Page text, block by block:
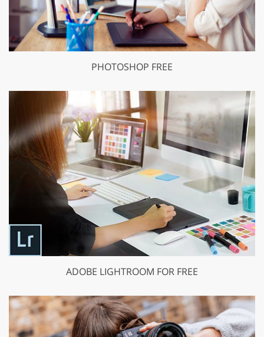
PHOTOSHOP FREE
ADOBE LIGHTROOM FOR FREE